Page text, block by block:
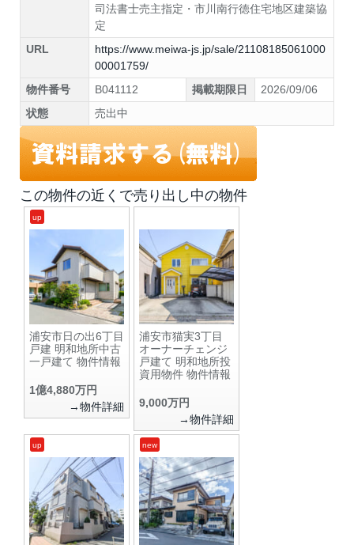
司法書士売主指定・市川南行徳住宅地区建築協
定
URL
https://www.meiwa-js.jp/sale/21108185061000
00001759/
物件番号
B041112 掲載期限日
2026/09/06
状態
売出中
この物件の近くで売り出し中の物件
up
浦安市日の出6丁目
戸建 明和地所中古
一戸建て 物件情報
1億4,880万円
→物件詳細
浦安市猫実3丁目
オーナーチェンジ
戸建て 明和地所投
資用物件 物件情報
9,000万円
→物件詳細
up new